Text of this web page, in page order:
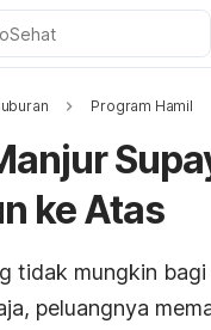
Program Hamil
ke Atas
tidak mungkin
peluangnya